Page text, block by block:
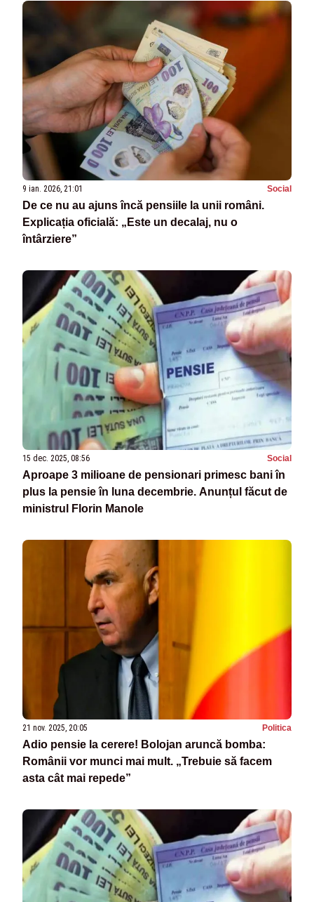
9 ian. 2026, 21:01 Social
De ce nu au ajuns încă pensiile la unii români.
Explicația oficială: „Este un decalaj, nu o
întârziere”
15 dec. 2025, 08:56 Social
Aproape 3 milioane de pensionari primesc bani în
plus la pensie în luna decembrie. Anunțul făcut de
ministrul Florin Manole
21 nov. 2025, 20:05 Politica
Adio pensie la cerere! Bolojan aruncă bomba:
Românii vor munci mai mult. „Trebuie să facem
asta cât mai repede”